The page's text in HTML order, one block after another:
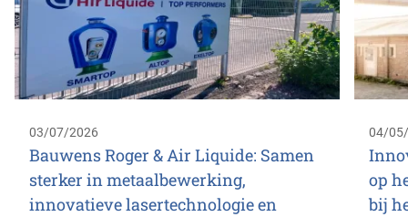
03/07/2026
Bauwens Roger & Air Liquide: Samen
sterker in metaalbewerking,
innovatieve lasertechnologie en
04/
op
bij